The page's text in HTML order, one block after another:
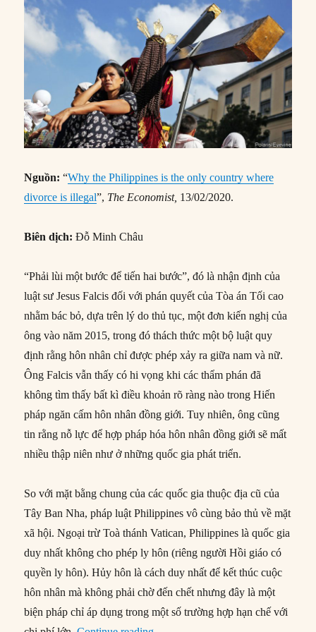
Nguồn: “Why the Philippines is the only country where
divorce is illegal”, The Economist, 13/02/2020.
Biên dịch: Đỗ Minh Châu
“Phải lùi một bước để tiến hai bước”, đó là nhận định của
luật sư Jesus Falcis đối với phán quyết của Tòa án Tối cao
nhằm bác bỏ, dựa trên lý do thủ tục, một đơn kiến nghị của
ông vào năm 2015, trong đó thách thức một bộ luật quy
định rằng hôn nhân chỉ được phép xảy ra giữa nam và nữ.
Ông Falcis vẫn thấy có hi vọng khi các thẩm phán đã
không tìm thấy bất kì điều khoản rõ ràng nào trong Hiến
pháp ngăn cấm hôn nhân đồng giới. Tuy nhiên, ông cũng
tin rằng nỗ lực để hợp pháp hóa hôn nhân đồng giới sẽ mất
nhiều thập niên như ở những quốc gia phát triển.
So với mặt bằng chung của các quốc gia thuộc địa cũ của
Tây Ban Nha, pháp luật Philippines vô cùng bảo thủ về mặt
xã hội. Ngoại trừ Toà thánh Vatican, Philippines là quốc gia
duy nhất không cho phép ly hôn (riêng người Hồi giáo có
quyền ly hôn). Hủy hôn là cách duy nhất để kết thúc cuộc
hôn nhân mà không phải chờ đến chết nhưng đây là một
biện pháp chỉ áp dụng trong một số trường hợp hạn chế với